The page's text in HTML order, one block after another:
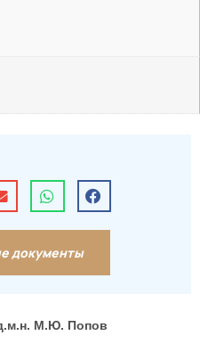
документы
М.Ю. Попов